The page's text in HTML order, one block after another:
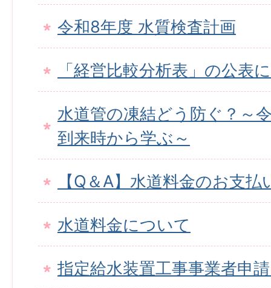
令和8年度 水質検査計画
「経営比較分析表」の公表
水道管の凍結どう防ぐ？～
到来時から学ぶ～
【Q＆A】水道料金のお支
水道料金について
指定給水装置工事事業者申